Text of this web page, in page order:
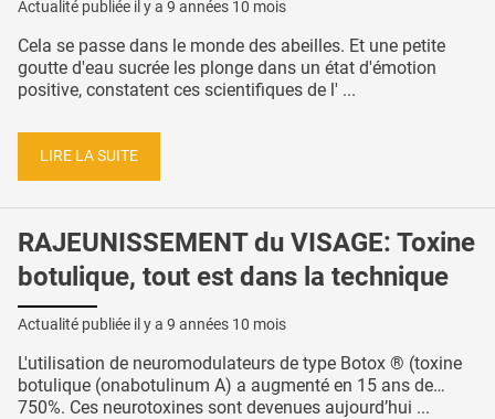
Actualité publiée il y a 9 années 10 mois
Cela se passe dans le monde des abeilles. Et une petite
goutte d'eau sucrée les plonge dans un état d'émotion
positive, constatent ces scientifiques de l' ...
LIRE LA SUITE
RAJEUNISSEMENT du VISAGE: Toxine
botulique, tout est dans la technique
Actualité publiée il y a 9 années 10 mois
L'utilisation de neuromodulateurs de type Botox ® (toxine
botulique (onabotulinum A) a augmenté en 15 ans de…
750%. Ces neurotoxines sont devenues aujourd’hui ...